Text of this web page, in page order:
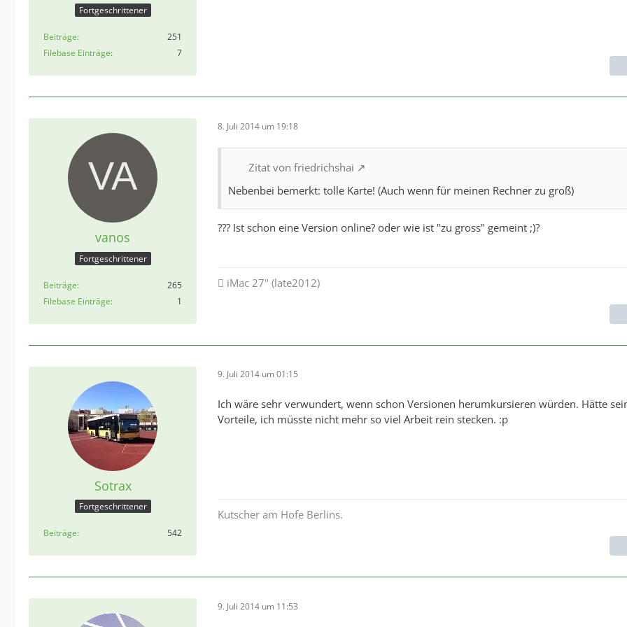
Fortgeschrittener
Beiträge
251
Filebase Einträge
7
vanos
Fortgeschrittener
Beiträge
265
Filebase Einträge
1
8. Juli 2014 um 19:18
Zitat von friedrichshai
Nebenbei bemerkt: tolle Karte! (Auch wenn für meinen Rechner zu groß)
??? Ist schon eine Version online? oder wie ist "zu gross" gemeint ;)?
 iMac 27" (late2012)
Sotrax
Fortgeschrittener
Beiträge 542
9. Juli 2014 um 01:15
Ich wäre sehr verwundert, wenn schon Versionen herumkursieren würden. Hätte
Vorteile, ich müsste nicht mehr so viel Arbeit rein stecken. :p
Kutscher am Hofe Berlins.
9. Juli 2014 um 11:53